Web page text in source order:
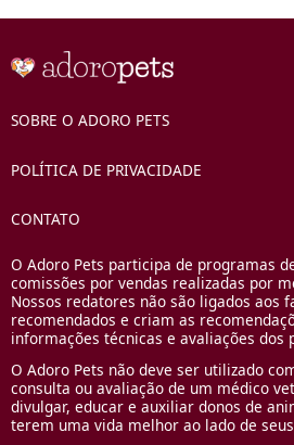
SOBRE O ADORO PETS
POLÍTICA DE PRIVACIDADE
CONTATO
O Adoro Pets participa de programas
comissões por vendas realizadas por
Nossos redatores não são ligados aos
recomendados e criam as
informações técnicas e avaliações dos
O Adoro Pets não deve ser utilizado
consulta ou avaliação de um médico
divulgar, educar e auxiliar donos de
terem uma vida melhor ao lado de